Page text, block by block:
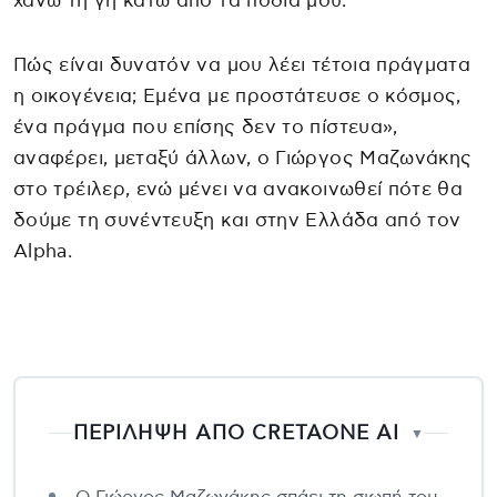
Πώς είναι δυνατόν να μου λέει τέτοια πράγματα
η οικογένεια; Εμένα με προστάτευσε ο κόσμος,
ένα πράγμα που επίσης δεν το πίστευα»,
αναφέρει, μεταξύ άλλων, ο Γιώργος Μαζωνάκης
στο τρέιλερ, ενώ μένει να ανακοινωθεί πότε θα
δούμε τη συνέντευξη και στην Ελλάδα από τον
Alpha.
ΠΕΡΙΛΗΨΗ ΑΠΟ CRETAONE AI ▼